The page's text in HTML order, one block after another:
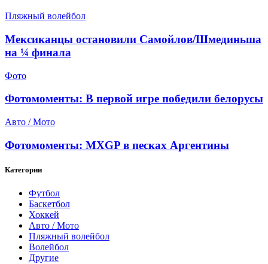
Пляжный волейбол
Мексиканцы остановили Самойлов/Шмединьша
на ¼ финала
Фото
Фотомоменты: В первой игре победили белорусы
Авто / Мото
Фотомоменты: MXGP в песках Аргентины
Категории
Футбол
Баскетбол
Хоккей
Авто / Мото
Пляжный волейбол
Волейбол
Другие